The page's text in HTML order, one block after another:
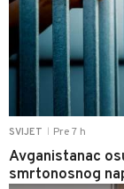
SVIJET Pre 7 h
Avganistanac
smrtonosnog